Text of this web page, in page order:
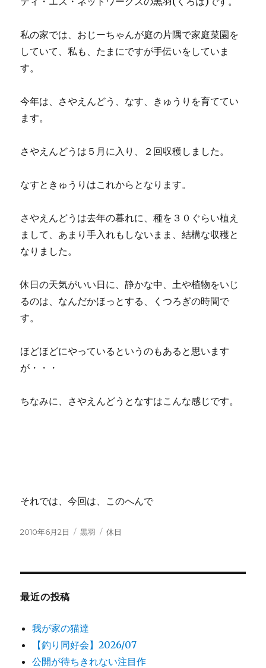
私の家では、おじーちゃんが庭の片隅で家庭菜園を
していて、私も、たまにですが手伝いをしていま
す。
今年は、さやえんどう、なす、きゅうりを育ててい
ます。
さやえんどうは５月に入り、２回収穫しました。
なすときゅうりはこれからとなります。
さやえんどうは去年の暮れに、種を３０ぐらい植え
まして、あまり手入れもしないまま、結構な収穫と
なりました。
休日の天気がいい日に、静かな中、土や植物をいじ
るのは、なんだかほっとする、くつろぎの時間で
す。
ほどほどにやっているというのもあると思います
が・・・
ちなみに、さやえんどうとなすはこんな感じです。
それでは、今回は、このへんで
投
2010年6月2日
カ
黒羽
タ
休日
最近の投稿
我が家の猫達
【釣り同好会】2026/07
公開が待ちきれない注目作